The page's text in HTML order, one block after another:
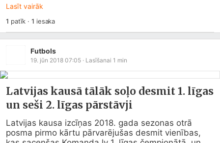
Lasīt vairāk
1 patīk ·1 iesaka
Futbols
19. jūn 2018 07:05 · Lasīšanai 1 min
Latvijas kausā tālāk soļo desmit 1. līgas
un seši 2. līgas pārstāvji
Latvijas kausa izcīņas 2018. gada sezonas otrā
posma pirmo kārtu pārvarējušas desmit vienības,